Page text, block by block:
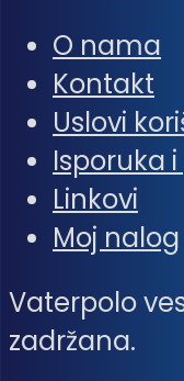
O nama
Kontakt
Uslovi
Isporuka
Linkovi
Moj nalog
Vaterpolo
zadržana.